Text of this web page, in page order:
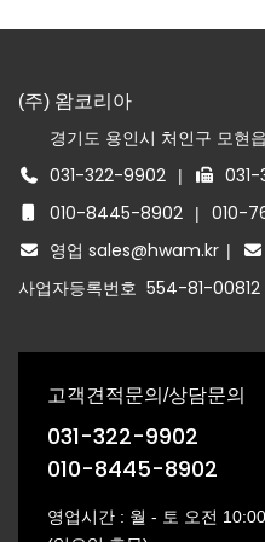
(주) 왐코리아
경기도 용인시 처인구 모현
031-322-9902 |
010-8445-8902
|
010-
영업 sales@hwam.kr |
사업자등록번호 554-81-00812
고객견적문의/상담문의
031-322-9902
010-8445-8902
영업시간 : 월 - 토 오전